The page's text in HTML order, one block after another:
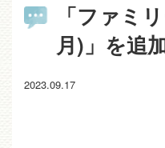
「ファミ
月)」を追
2023.09.17